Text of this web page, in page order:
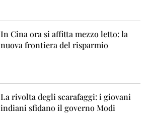
In Cina ora si affitta mezzo letto: la
nuova frontiera del risparmio
La rivolta degli scarafaggi: i giovani
indiani sfidano il governo Modi